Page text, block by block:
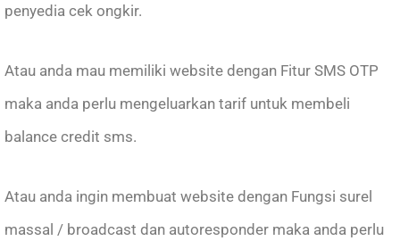
penyedia cek ongkir.
Atau anda mau memiliki website dengan Fitur SMS OTP
maka anda perlu mengeluarkan tarif untuk membeli
balance credit sms.
Atau anda ingin membuat website dengan Fungsi surel
massal / broadcast dan autoresponder maka anda perlu